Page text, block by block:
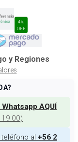
4%
OFF
y Regiones
Whatsapp AQUÍ
)
al +56 2